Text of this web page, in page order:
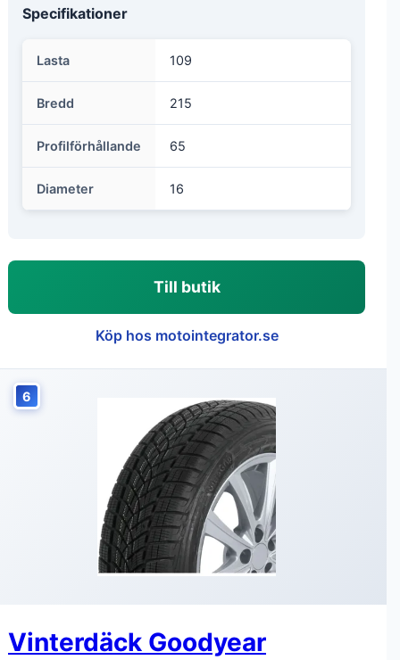
Specifikationer
Lasta 109
Bredd 215
Profilförhållande 65
Diameter 16
Till butik
Köp hos motointegrator.se
6
Vinterdäck Goodyear